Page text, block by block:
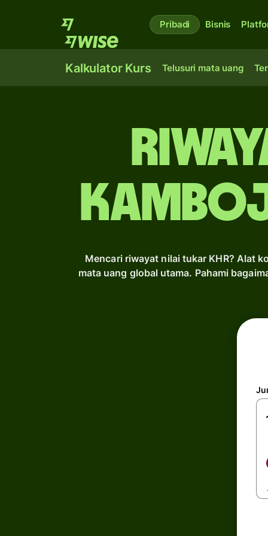
Pribadi Bisnis
Kalkulator Kurs Telusuri mata uang
Mencari riwayat nilai tukar KHR? Alat
mata uang global utama. Pahami